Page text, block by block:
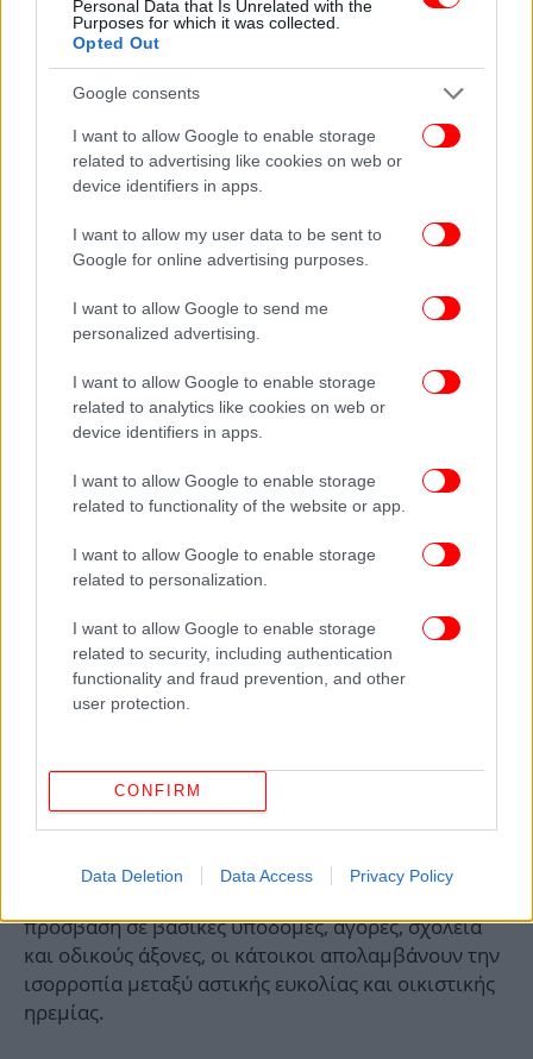
Personal Data that Is Unrelated with the
Purposes for which it was collected.
Opted Out
Google consents
I want to allow Google to enable storage
related to advertising like cookies on web or
device identifiers in apps.
I want to allow my user data to be sent to
Google for online advertising purposes.
I want to allow Google to send me
personalized advertising.
I want to allow Google to enable storage
related to analytics like cookies on web or
device identifiers in apps.
I want to allow Google to enable storage
related to functionality of the website or app.
I want to allow Google to enable storage
related to personalization.
I want to allow Google to enable storage
related to security, including authentication
functionality and fraud prevention, and other
user protection.
CONFIRM
Data Deletion Data Access Privacy Policy
Η τοποθεσία αποτελεί καθοριστικό πλεονέκτημα!
πρόσβαση σε βασικές υποδομές, αγορές, σχολεία
και οδικούς άξονες, οι κάτοικοι απολαμβάνουν την
ισορροπία μεταξύ αστικής ευκολίας και οικιστικής
ηρεμίας.